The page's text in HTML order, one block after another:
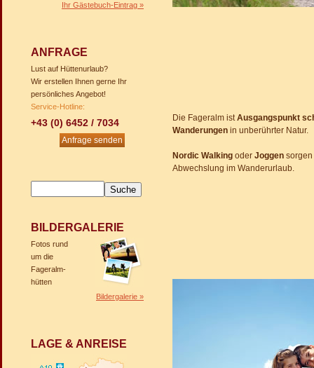
Ihr Gästebuch-Eintrag »
ANFRAGE
Lust auf Hüttenurlaub?
Wir erstellen Ihnen gerne Ihr
persönliches Angebot!
Service-Hotline:
+43 (0) 6452 / 7034
Anfrage senden
BILDERGALERIE
Fotos rund
um die
Fageralm-
hütten
Bildergalerie »
LAGE & ANREISE
Die Fageralm istAusgangspunkt
Wanderungen in unberührter Natur.
Nordic Walking oder Joggen sorgen
Abwechslung im Wanderurlaub.